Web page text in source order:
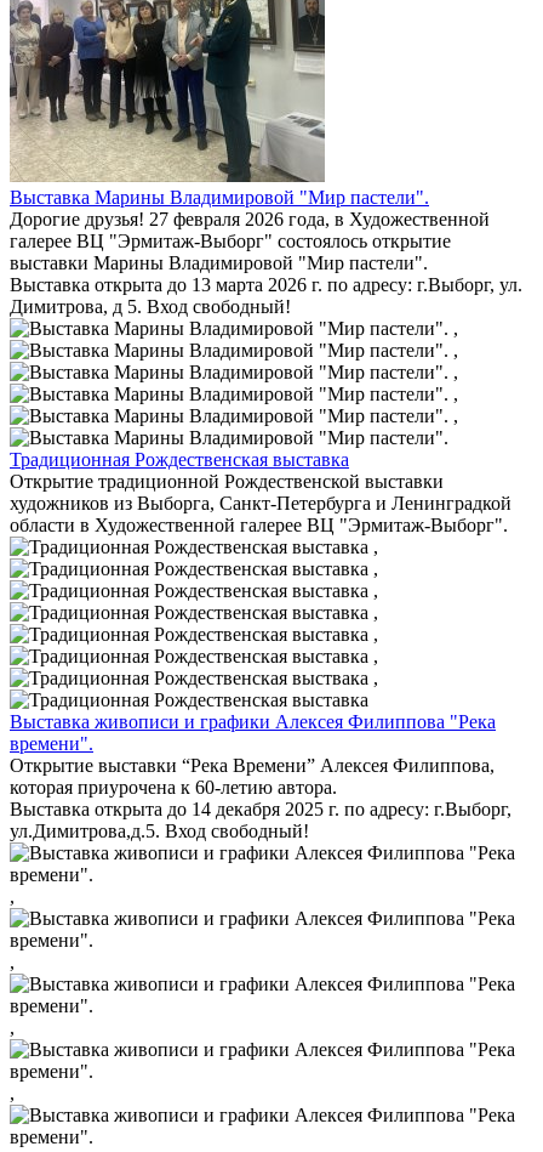
Выставка Марины Владимировой "Мир пастели".
Дорогие друзья! 27 февраля 2026 года, в Художественной
галерее ВЦ "Эрмитаж-Выборг" состоялось открытие
выставки Марины Владимировой "Мир пастели".
Выставка открыта до 13 марта 2026 г. по адресу: г.Выборг, ул.
Димитрова, д 5. Вход свободный!
,
,
,
,
,
Традиционная Рождественская выставка
Открытие традиционной Рождественской выставки
художников из Выборга, Санкт-Петербурга и Ленинградкой
области в Художественной галерее ВЦ "Эрмитаж-Выборг".
,
,
,
,
,
,
,
Выставка живописи и графики Алексея Филиппова "Река
времени".
Открытие выставки “Река Времени” Алексея Филиппова,
которая приурочена к 60-летию автора.
Выставка открыта до 14 декабря 2025 г. по адресу: г.Выборг,
ул.Димитрова,д.5. Вход свободный!
,
,
,
,